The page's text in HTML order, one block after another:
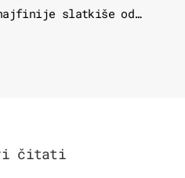
slatkiše od
čitati